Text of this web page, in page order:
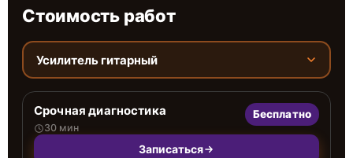
Стоимость работ
Усилитель гитарный
Срочная диагностика
30 мин
Бесплатно
Записаться